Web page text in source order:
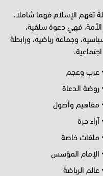
تفهم الإسلام فهما شاملا،
فهي دعوة سلفية،
وجماعة رياضية، ورابطة
عرب وعجم
روضة الدعاة
مفاهيم وأصول
آراء حرة
ملفات خاصة
الإمام المؤسس
عالم الرياضة